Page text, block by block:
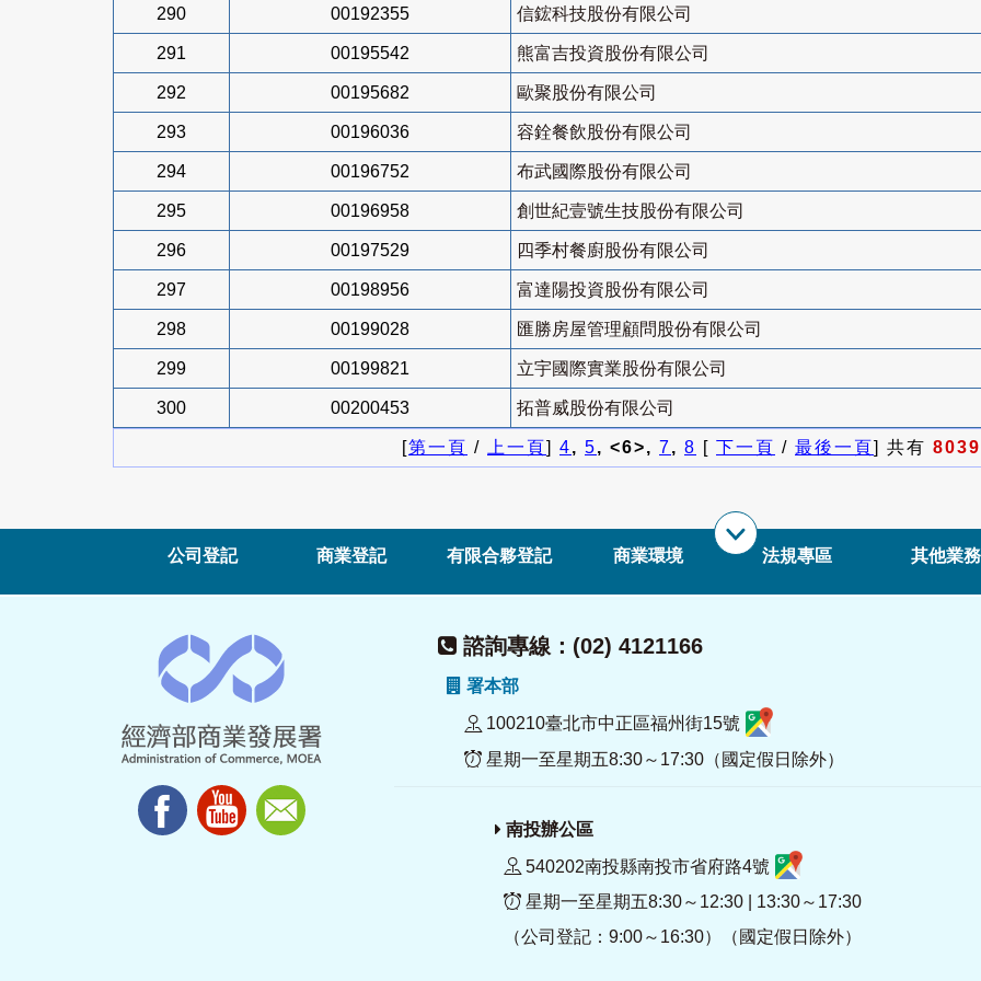
290 00192355 信鋐科技股份有限公司
291 00195542 熊富吉投資股份有限公司
292 00195682 歐聚股份有限公司
293 00196036 容銓餐飲股份有限公司
294 00196752 布武國際股份有限公司
295 00196958 創世紀壹號生技股份有限公司
296 00197529 四季村餐廚股份有限公司
297 00198956 富達陽投資股份有限公司
298 00199028 匯勝房屋管理顧問股份有限公司
299 00199821 立宇國際實業股份有限公司
300 00200453 拓普威股份有限公司
[第一頁 / 上一頁] 4, 5, <6>, 7, 8 [ 下一頁 / 最後一頁] 共有 8039
公司登記 商業登記 有限合夥登記 商業環境 法規專區 其他業務
諮詢專線：(02) 4121166
署本部
100210臺北市中正區福州街15號
星期一至星期五8:30～17:30（國定假日除外）
南投辦公區
540202南投縣南投市省府路4號
星期一至星期五8:30～12:30 | 13:30～17:30
（公司登記：9:00～16:30）（國定假日除外）